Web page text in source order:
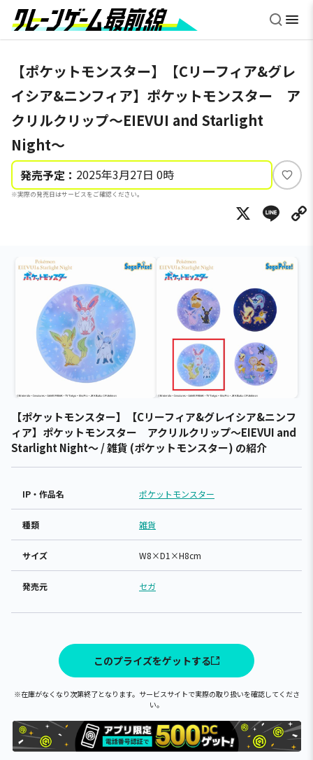
【ポケットモンスター】【Cリーフィア&グレ
イシア&ニンフィア】ポケットモンスター ア
クリルクリップ～EIEVUI and Starlight
Night～
発売予定： 2025年3月27日 0時
※実際の発売日はサービスをご確認ください。
い
ね
X
【ポケットモンスター】【Cリーフィア&グレイシア&ニンフ
ィア】ポケットモンスター アクリルクリップ～EIEVUI and
Starlight Night～ / 雑貨 (ポケットモンスター) の紹介
IP・作品名 ポケットモンスター
種類 雑貨
サイズ W8×D1×H8cm
発売元 セガ
このプライズをゲットする
※在庫がなくなり次第終了となります。サービスサイトで実際の取り扱いを確認してくださ
い。